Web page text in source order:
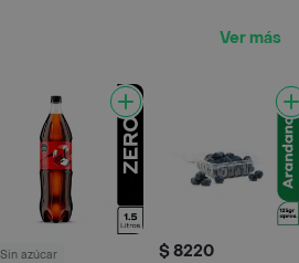
Ver más
Sin azúcar $ 8220